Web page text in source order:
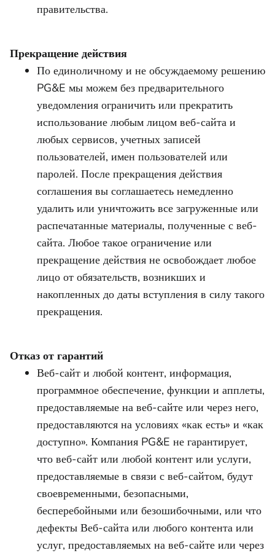
правительства.
Прекращение действия
По единоличному и не обсуждаемому решению
PG&E мы можем без предварительного
уведомления ограничить или прекратить
использование любым лицом веб-сайта и
любых сервисов, учетных записей
пользователей, имен пользователей или
паролей. После прекращения действия
соглашения вы соглашаетесь немедленно
удалить или уничтожить все загруженные или
распечатанные материалы, полученные с веб-
сайта. Любое такое ограничение или
прекращение действия не освобождает любое
лицо от обязательств, возникших и
накопленных до даты вступления в силу такого
прекращения.
Отказ от гарантий
Веб-сайт и любой контент, информация,
программное обеспечение, функции и апплеты,
предоставляемые на веб-сайте или через него,
предоставляются на условиях «как есть» и «как
доступно». Компания PG&E не гарантирует,
что веб-сайт или любой контент или услуги,
предоставляемые в связи с веб-сайтом, будут
своевременными, безопасными,
бесперебойными или безошибочными, или что
дефекты Веб-сайта или любого контента или
услуг, предоставляемых на веб-сайте или через